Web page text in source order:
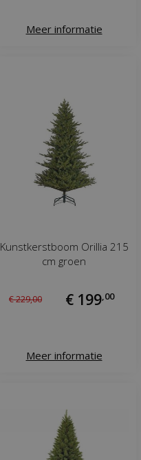
Meer informatie
Kunstkerstboom Orillia 215
cm groen
€229,00 € 199, 00
Meer informatie